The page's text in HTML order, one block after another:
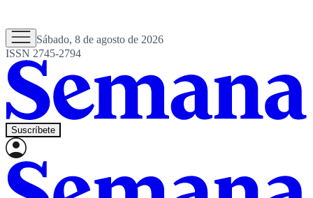
Sábado, 8 de agosto de 2026
ISSN 2745-2794
Suscríbete